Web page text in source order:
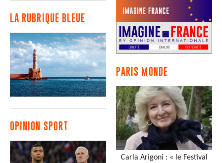
LA RUBRIQUE BLEUE
OPINION SPORT
PARIS MONDE
Carla Arigoni : « le Festival